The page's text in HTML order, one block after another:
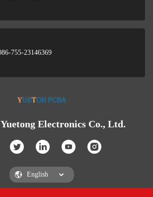
755-23146369
Yuetong Electronics Co., Ltd.